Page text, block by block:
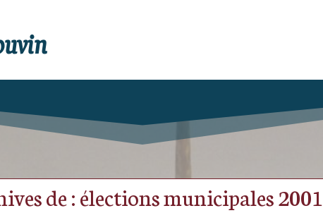
de : élections municipales 2001